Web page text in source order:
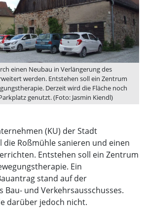
einen Neubau in Verlängerung des
werden. Entstehen soll ein Zentrum
Derzeit wird die Fläche noch
genutzt. (Foto: Jasmin Kiendl)
(KU) der Stadt
die Roßmühle sanieren und einen
Entstehen soll ein Zentrum
Ein
stand auf der
Bau- und Verkehrsausschusses.
darüber jedoch nicht.